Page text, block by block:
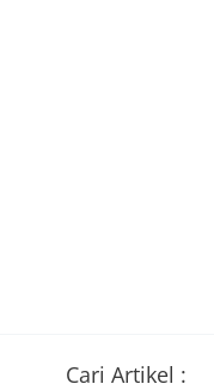
Cari Artikel :